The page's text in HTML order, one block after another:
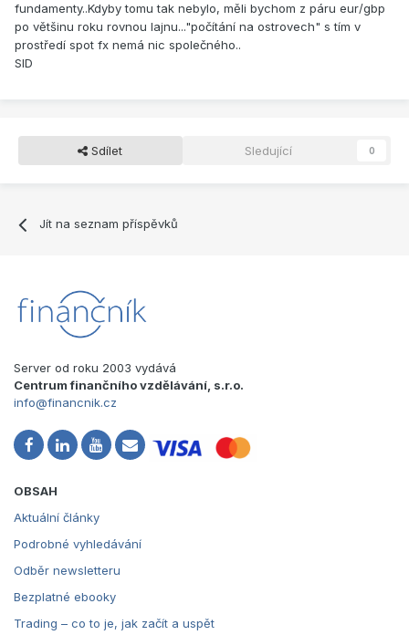
fundamenty..Kdyby tomu tak nebylo, měli bychom z páru eur/gbp
po většinu roku rovnou lajnu..."počítání na ostrovech" s tím v
prostředí spot fx nemá nic společného..
SID
Sdílet Sledující 0
Jít na seznam příspěvků
Server od roku 2003 vydává
Centrum finančního vzdělávání, s.r.o.
info@financnik.cz
OBSAH
Aktuální články
Podrobné vyhledávání
Odběr newsletteru
Bezplatné ebooky
Trading – co to je, jak začít a uspět